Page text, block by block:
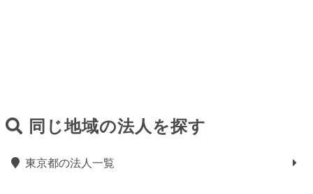
同じ地域の法人を探す
東京都の法人一覧